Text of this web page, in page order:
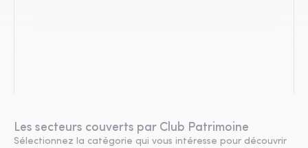
Les secteurs couverts par Club Patrimoine
Sélectionnez la catégorie qui vous intéresse pour découvrir